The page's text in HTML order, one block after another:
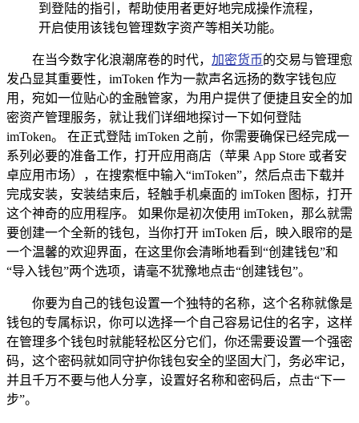
到登陆的指引，帮助使用者更好地完成操作流程，
开启使用该钱包管理数字资产等相关功能。
在当今数字化浪潮席卷的时代， 加密货币的交易与管理愈
发凸显其重要性，imToken 作为一款声名远扬的数字钱包应
用，宛如一位贴心的金融管家，为用户提供了便捷且安全的加
密资产管理服务，就让我们详细地探讨一下如何登陆
imToken。 在正式登陆 imToken 之前，你需要确保已经完成一
系列必要的准备工作，打开应用商店（苹果 App Store 或者安
卓应用市场），在搜索框中输入“imToken”，然后点击下载并
完成安装，安装结束后，轻触手机桌面的 imToken 图标，打开
这个神奇的应用程序。 如果你是初次使用 imToken，那么就需
要创建一个全新的钱包，当你打开 imToken 后，映入眼帘的是
一个温馨的欢迎界面，在这里你会清晰地看到“创建钱包”和
“导入钱包”两个选项，请毫不犹豫地点击“创建钱包”。
你要为自己的钱包设置一个独特的名称，这个名称就像是
钱包的专属标识，你可以选择一个自己容易记住的名字，这样
在管理多个钱包时就能轻松区分它们，你还需要设置一个强密
码，这个密码就如同守护你钱包安全的坚固大门，务必牢记，
并且千万不要与他人分享，设置好名称和密码后，点击“下一
步”。